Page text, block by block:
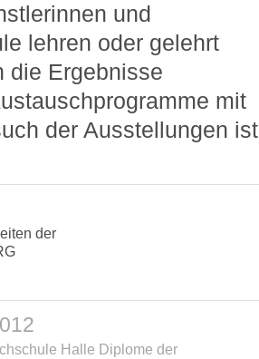
und
lehren oder gelehrt
die Ergebnisse
mit
der Ausstellungen ist
der
Halle Diplome der